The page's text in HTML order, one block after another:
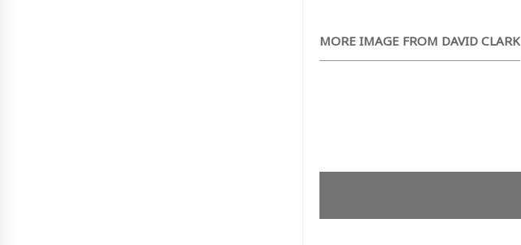
MORE IMAGE FROM DAVID CLARK